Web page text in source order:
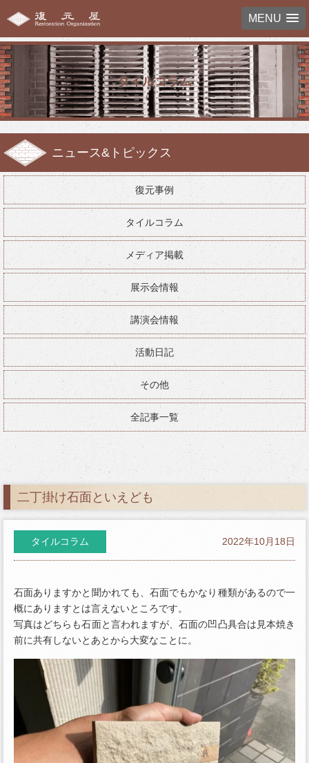
MENU
タイルコラム
ニュース&トピックス
復元事例
タイルコラム
メディア掲載
展示会情報
講演会情報
活動日記
その他
全記事一覧
二丁掛け石面といえども
タイルコラム 2022年10月18日
石面ありますかと聞かれても、石面でもかなり種類があるので一
概にありますとは言えないところです。
写真はどちらも石面と言われますが、石面の凹凸具合は見本焼き
前に共有しないとあとから大変なことに。